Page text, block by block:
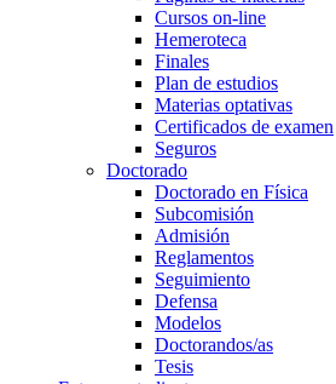
Cursos on-line
Hemeroteca
Finales
Plan de estudios
Materias optativas
Certificados de examen
Seguros
Doctorado
Doctorado en Física
Subcomisión
Admisión
Reglamentos
Seguimiento
Defensa
Modelos
Doctorandos/as
Tesis